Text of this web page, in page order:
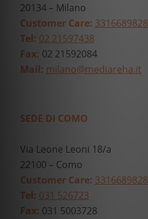
20134 – Milano
Customer Care: 3316689828
Tel: 02 21597438
Fax: 02 21592084
Mail: milano@mediareha.it
SEDE DI COMO
Via Leone Leoni 18/a
22100 – Como
Customer Care: 3316689828
Tel: 031 526723
Fax: 031 5003728